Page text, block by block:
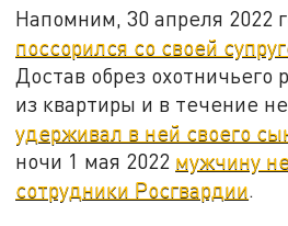
Напомним, 30 апреля 2022
поссорился со своей
Достав обрез охотничьего
из квартиры и в течение
удерживал в ней своего
ночи 1 мая 2022 мужчину
сотрудники Росгвардии.